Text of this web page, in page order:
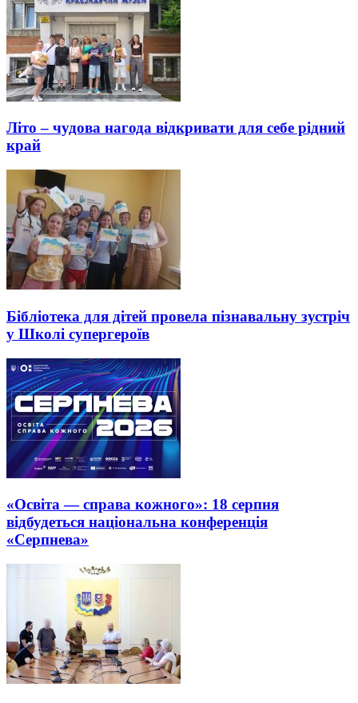
Літо – чудова нагода відкривати для себе рідний
край
Бібліотека для дітей провела пізнавальну зустріч
у Школі супергероїв
«Освіта — справа кожного»: 18 серпня
відбудеться національна конференція
«Серпнева»